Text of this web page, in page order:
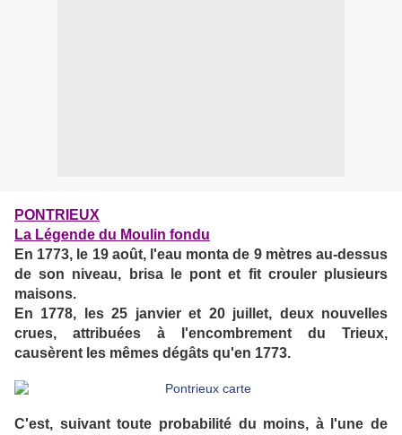
PONTRIEUX
La Légende du Moulin fondu
En 1773, le 19 août, l'eau monta de 9 mètres au-dessus
de son niveau, brisa le pont et fit crouler plusieurs
maisons.
En 1778, les 25 janvier et 20 juillet, deux nouvelles
crues, attribuées à l'encombrement du Trieux,
causèrent les mêmes dégâts qu'en 1773.
C'est, suivant toute probabilité du moins, à l'une de